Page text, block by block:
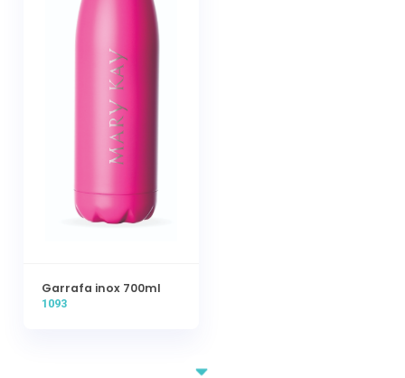
Garrafa inox 700ml
1093